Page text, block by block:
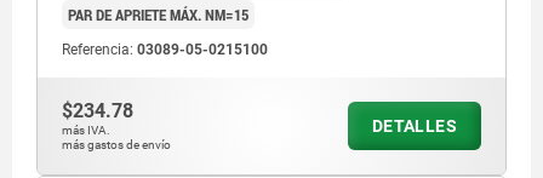
PAR DE APRIETE MÁX. NM=15
Referencia: 03089-05-0215100
$234.78
más IVA.
más gastos de envío
DETALLES